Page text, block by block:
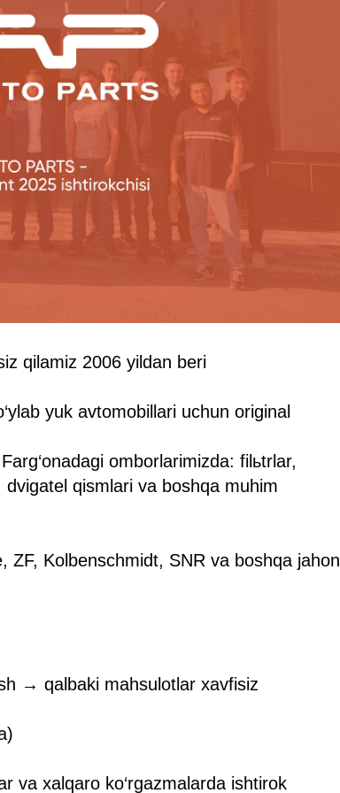
qilamiz 2006 yildan beri
yuk avtomobillari uchun original
omborlarimizda: filьtrlar,
qismlari va boshqa muhim
Kolbenschmidt, SNR va boshqa jahon
→ qalbaki mahsulotlar xavfisiz
va xalqaro ko‘rgazmalarda ishtirok